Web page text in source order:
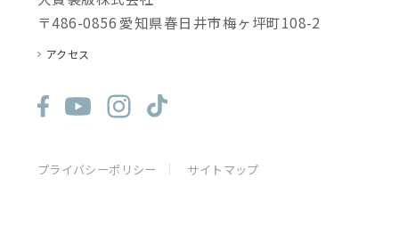
〒486-0856 愛知県春日井市梅ヶ坪町108-2
アクセス
プライバシーポリシー サイトマップ